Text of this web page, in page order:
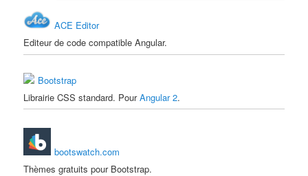
ACE Editor
Editeur de code compatible Angular.
Bootstrap
Librairie CSS standard. PourAngular 2.
bootswatch.com
Thèmes gratuits pour Bootstrap.